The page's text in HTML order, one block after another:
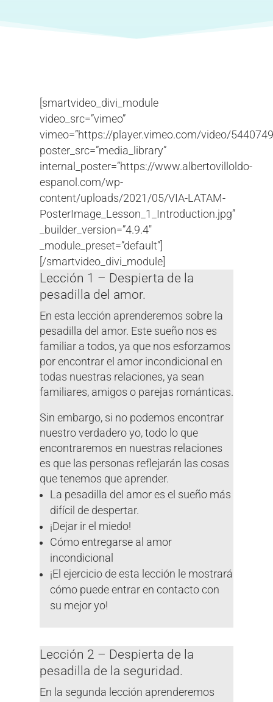
[smartvideo_divi_module
video_src=”vimeo”
vimeo=”https://player.vimeo.com/video/
poster_src=”media_library”
internal_poster=”https://www.albertovilloldo-
espanol.com/wp-
content/uploads/2021/05/VIA-LATAM-
PosterImage_Lesson_1_Introduction.jpg”
_builder_version=”4.9.4″
_module_preset=”default”]
[/smartvideo_divi_module]
Lección 1 – Despierta de la
pesadilla del amor.
En esta lección aprenderemos sobre la
pesadilla del amor. Este sueño nos es
familiar a todos, ya que nos esforzamos
por encontrar el amor incondicional en
todas nuestras relaciones, ya sean
familiares, amigos o parejas románticas.
Sin embargo, si no podemos encontrar
nuestro verdadero yo, todo lo que
encontraremos en nuestras relaciones
es que las personas reflejarán las cosas
que tenemos que aprender.
La pesadilla del amor es el sueño más
difícil de despertar.
¡Dejar ir el miedo!
Cómo entregarse al amor
incondicional
¡El ejercicio de esta lección le mostrará
cómo puede entrar en contacto con
su mejor yo!
Lección 2 – Despierta de la
pesadilla de la seguridad.
En la segunda lección aprenderemos